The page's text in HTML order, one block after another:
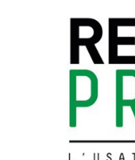
Luci diurne FULL LED
Maniglie e paraurti in
Modanature griglia
Montanti laterali Shiny
Multi-Sense